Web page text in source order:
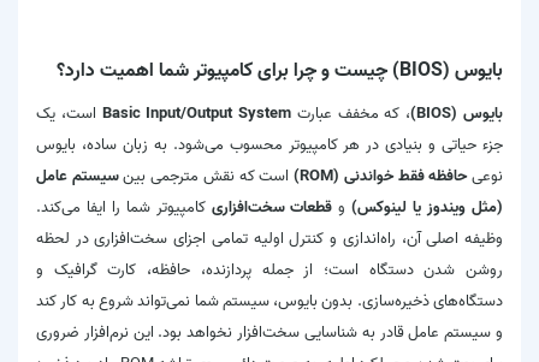
بایوس (BIOS) چیست و چرا برای کامپیوتر شما اهمیت دارد؟
بایوس (BIOS) ، که مخفف عبارت Basic Input/Output System است، یک
جزء حیاتی و بنیادی در هر کامپیوتر محسوب می‌شود. به زبان ساده، بایوس
نوعیحافظه فقط خواندنی (ROM) است که نقش مترجمی بینسیستم عامل
(مثل ویندوز یا لینوکس)و قطعات سخت‌افزاری کامپیوتر شما را ایفا می‌کند.
وظیفه اصلی آن، راه‌اندازی و کنترل اولیه تمامی اجزای سخت‌افزاری در لحظه
روشن شدن دستگاه است؛ از جمله پردازنده، حافظه، کارت گرافیک و
دستگاه‌های ذخیره‌سازی. بدون بایوس، سیستم شما نمی‌تواند شروع به کار کند
و سیستم عامل قادر به شناسایی سخت‌افزار نخواهد بود. این نرم‌افزار ضروری